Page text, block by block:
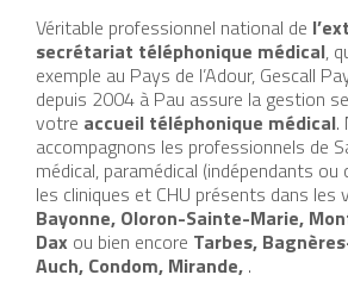
Véritable professionnel national de
secrétariat téléphonique médical,
exemple au Pays de l’Adour, Gescall
depuis 2004 à Pau assure la gestion
votre accueil téléphonique médical.
accompagnons les professionnels de
médical, paramédical (indépendants ou
les cliniques et CHU présents dans les
Bayonne, Oloron-Sainte-Marie,
Dax ou bien encore Tarbes,
Auch, Condom, Mirande, .